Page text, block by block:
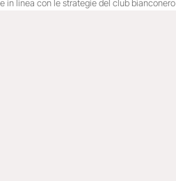
e in linea con le strategie del club bianconero